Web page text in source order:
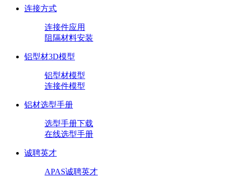
连接方式
连接件应用
阻隔材料安装
铝型材3D模型
铝型材模型
连接件模型
铝材选型手册
选型手册下载
在线选型手册
诚聘英才
APAS诚聘英才